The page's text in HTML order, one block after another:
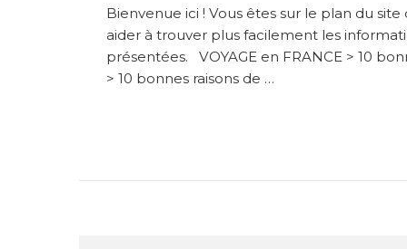
Bienvenue ici ! Vous êtes sur le plan du
aider à trouver plus facilement les
présentées. VOYAGE en FRANCE > 10
> 10 bonnes raisons de …